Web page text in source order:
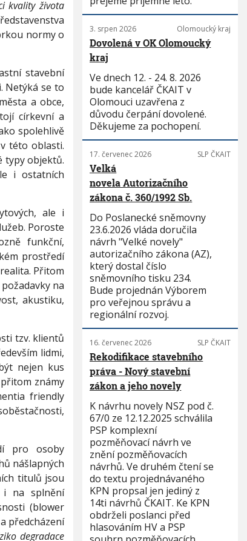
kvality života
normy o
stavební
Netýká se to
a obce,
církevní a
spolehlivě
této oblasti.
typy objektů.
i ostatních
ale i
Poroste
funkční,
prostředí
Přitom
na
akustiku,
tzv. klientů
lidmi,
nejen kus
známy
friendly
pro osoby
nášlapných
titulů jsou
i na splnění
(blower
předcházení
degradace
3. srpen 2026 Olomoucký kraj
Dovolená v OK Olomoucký
kraj
Ve dnech 12. - 24. 8. 2026
bude kancelář ČKAIT v
Olomouci uzavřena z
důvodu čerpání dovolené.
Děkujeme za pochopení.
17. červenec 2026 SLP ČKAIT
Velká
novela Autorizačního
zákona č. 360/1992 Sb.
Do Poslanecké sněmovny
23.6.2026 vláda doručila
návrh "Velké novely"
autorizačního zákona (AZ),
který dostal číslo
sněmovního tisku 234.
Bude projednán Výborem
pro veřejnou správu a
regionální rozvoj.
16. červenec 2026 SLP ČKAIT
Rekodifikace stavebního
práva - Nový stavební
zákon a jeho novely
K návrhu novely NSZ pod č.
67/0 ze 12.12.2025 schválila
PSP komplexní
pozměňovací návrh ve
znění pozměňovacích
návrhů. Ve druhém čtení se
do textu projednávaného
KPN propsal jen jediný z
14ti návrhů ČKAIT. Ke KPN
obdrželi poslanci před
hlasováním HV a PSP